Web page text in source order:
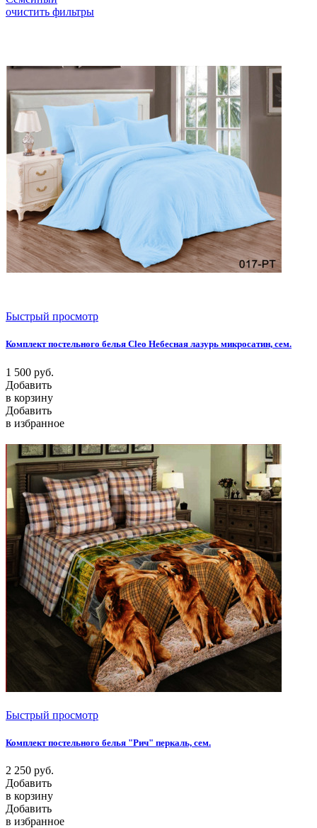
очистить фильтры
Быстрый просмотр
Комплект постельного белья Cleo Небесная лазурь микросатин, сем.
1 500 руб.
Добавить
в корзину
Добавить
в избранное
Быстрый просмотр
Комплект постельного белья "Рич" перкаль, сем.
2 250 руб.
Добавить
в корзину
Добавить
в избранное